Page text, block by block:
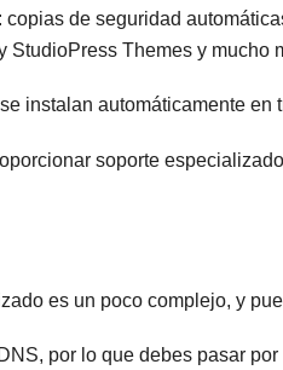
copias de seguridad
StudioPress Themes y mucho
instalan automáticamente en
soporte
es un poco complejo, y
por lo que debes pasar